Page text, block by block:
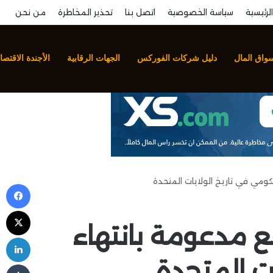
الرئيسية سياسة الخصوصية اتصل بنا تحذير المخاطرة من نحن
المال دليل شركات الفوركس الجهات الرقابية الأجندة
في تاريخ الولايات المتحدة
مدعومة بانتهاء